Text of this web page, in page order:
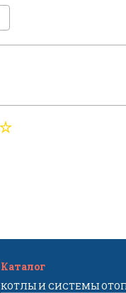
Каталог
КОТЛЫ И СИСТЕМЫ